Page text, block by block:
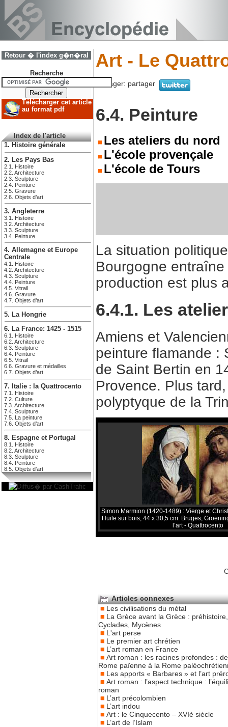
Retour � l'index g�n�ral
Recherche
Télécharger cet article
au format pdf
Index de l'article
1. Histoire générale
2. Les Pays Bas
2.1. Histoire
2.2. Architecture
2.3. Sculpture
2.4. Peinture
2.5. Gravure
2.6. Objets d’art
3. Angleterre
3.1. Histoire
3.2. Architecture
3.3. Sculpture
3.4. Peinture
4. Allemagne et Europe
Centrale
4.1. Histoire
4.2. Architecture
4.3. Sculpture
4.4. Peinture
4.5. Vitrail
4.6. Gravure
4.7. Objets d’art
5. La Hongrie
6. La France: 1425 - 1515
6.1. Histoire
6.2. Architecture
6.3. Sculpture
6.4. Peinture
6.5. Vitrail
6.6. Gravure et médailles
6.7. Objets d’art
7. Italie : la Quattrocento
7.1. Histoire
7.2. Culture
7.3. Architecture
7.4. Sculpture
7.5. La peinture
7.6. Objets d’art
8. Espagne et Portugal
8.1. Histoire
8.2. Architecture
8.3. Sculpture
8.4. Peinture
8.5. Objets d’art
Art - Le
Partager: partager
6.4. Peinture
Les ateliers du nord
L'école provençale
L'école de Tours
La situation
Bourgogne
production est plus
6.4.1. Les
Amiens et
peinture flamande :
de Saint Bertin en
Provence. Plus
polyptyque de la
Simon Marmion (1420-1489) : Vierge et
Huile sur bois, 44 x 30,5 cm. Bruges,
l’art - Quattrocento
Articles connexes
Les civilisations du métal
La Grèce avant la Grèce :
Cyclades, Mycènes
L'art perse
Le premier art chrétien
L’art roman en France
Art roman : les racines profondes :
Rome païenne à la Rome
Les apports « Barbares » et l’art
Art roman : l’aspect technique :
roman
L’art précolombien
L’art indou
Art : le Cinquecento – XVIè siècle
L’art de l’Islam